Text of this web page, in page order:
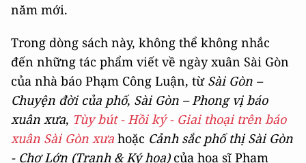
năm mới.
Trong dòng sách này, không thể không nhắc
đến những tác phẩm viết về ngày xuân Sài Gòn
của nhà báo Phạm Công Luận, từ Sài Gòn –
Chuyện đời của phố, Sài Gòn – Phong vị báo
xuân xưa, Tùy bút - Hồi ký - Giai thoại trên báo
xuân Sài Gòn xưa hoặc Cảnh sắc phố thị Sài Gòn
- Chợ Lớn (Tranh & Ký họa)của họa sĩ Phạm